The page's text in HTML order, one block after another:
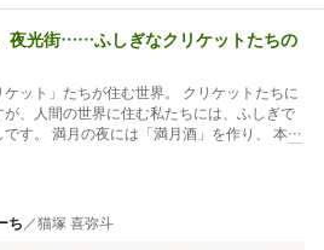
夜光街……ふしぎなクリケットたちの
ット」たちが住む世界。 クリケットたちに
、人間の世界に住む私たちには、ふしぎで
す。 満月の夜には「満月酒」を作り、 本…
ち ／猫塚 喜弥斗